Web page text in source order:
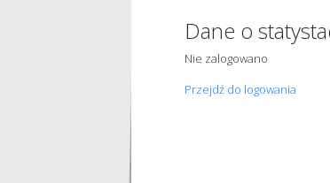
Dane o
Nie zalogowano
Przejdź do logowania